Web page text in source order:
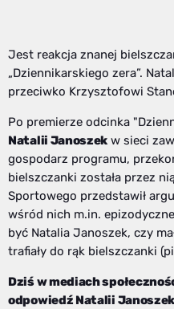
Jest reakcja znanej
„Dziennikarskiego zera”.
przeciwko Krzysztofowi
Po premierze odcinka
Natalii Janoszek w sieci
gospodarz programu,
bielszczanki została przez
Sportowego przedstawił
wśród nich m.in.
być Natalia Janoszek, czy
trafiały do rąk bielszczanki
Dziś w mediach
odpowiedź Natalii